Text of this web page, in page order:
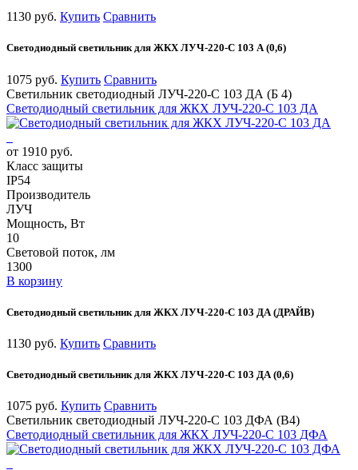
1130 руб. Купить Сравнить
Светодиодный светильник для ЖКХ ЛУЧ-220-С 103 А (0,6)
1075 руб. Купить Сравнить
Светильник светодиодный ЛУЧ-220-С 103 ДА (Б 4)
Светодиодный светильник для ЖКХ ЛУЧ-220-С 103 ДА
от 1910 руб.
Класс защиты
IP54
Производитель
ЛУЧ
Мощность, Вт
10
Световой поток, лм
1300
В корзину
Светодиодный светильник для ЖКХ ЛУЧ-220-С 103 ДА (ДРАЙВ)
1130 руб. Купить Сравнить
Светодиодный светильник для ЖКХ ЛУЧ-220-С 103 ДА (0,6)
1075 руб. Купить Сравнить
Светильник светодиодный ЛУЧ-220-С 103 ДФА (В4)
Светодиодный светильник для ЖКХ ЛУЧ-220-С 103 ДФА